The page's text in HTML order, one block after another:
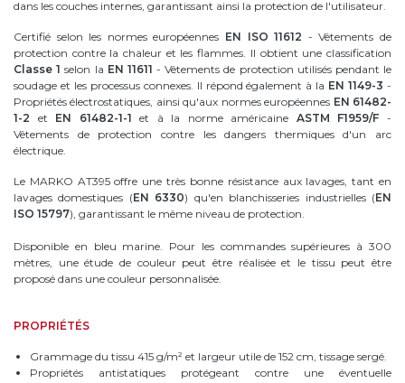
dans les couches internes, garantissant ainsi la protection de l'utilisateur.
Certifié selon les normes européennes EN ISO 11612 - Vêtements de
protection contre la chaleur et les flammes. Il obtient une classification
Classe 1 selon la EN 11611 - Vêtements de protection utilisés pendant le
soudage et les processus connexes. Il répond également à la EN 1149-3 -
Propriétés électrostatiques, ainsi qu'aux normes européennes EN 61482-
1-2 et EN 61482-1-1 et à la norme américaine ASTM F1959/F -
Vêtements de protection contre les dangers thermiques d'un arc
électrique.
Le MARKO AT395 offre une très bonne résistance aux lavages, tant en
lavages domestiques (EN 6330) qu'en blanchisseries industrielles (EN
ISO 15797), garantissant le même niveau de protection.
Disponible en bleu marine. Pour les commandes supérieures à 300
mètres, une étude de couleur peut être réalisée et le tissu peut être
proposé dans une couleur personnalisée.
PROPRIÉTÉS
Grammage du tissu 415 g/m² et largeur utile de 152 cm, tissage sergé.
Propriétés antistatiques protégeant contre une éventuelle